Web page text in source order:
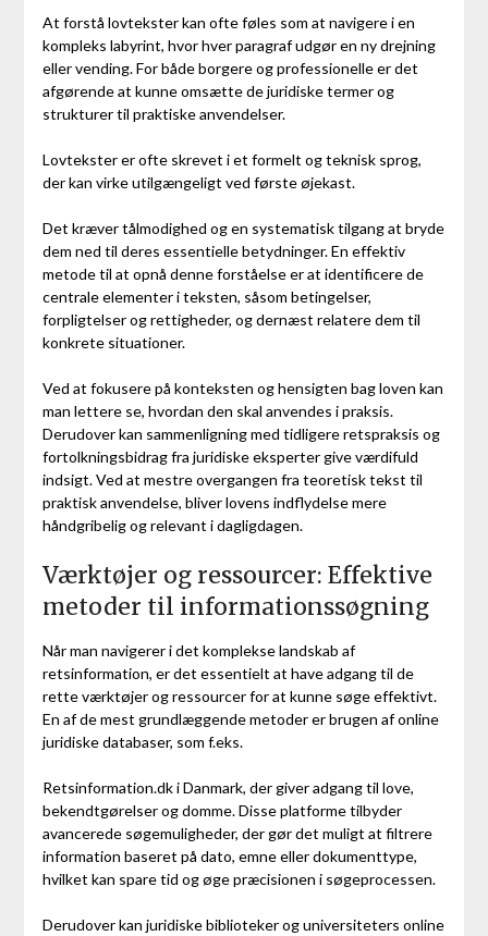
At forstå lovtekster kan ofte føles som at navigere i en
kompleks labyrint, hvor hver paragraf udgør en ny drejning
eller vending. For både borgere og professionelle er det
afgørende at kunne omsætte de juridiske termer og
strukturer til praktiske anvendelser.
Lovtekster er ofte skrevet i et formelt og teknisk sprog,
der kan virke utilgængeligt ved første øjekast.
Det kræver tålmodighed og en systematisk tilgang at bryde
dem ned til deres essentielle betydninger. En effektiv
metode til at opnå denne forståelse er at identificere de
centrale elementer i teksten, såsom betingelser,
forpligtelser og rettigheder, og dernæst relatere dem til
konkrete situationer.
Ved at fokusere på konteksten og hensigten bag loven kan
man lettere se, hvordan den skal anvendes i praksis.
Derudover kan sammenligning med tidligere retspraksis og
fortolkningsbidrag fra juridiske eksperter give værdifuld
indsigt. Ved at mestre overgangen fra teoretisk tekst til
praktisk anvendelse, bliver lovens indflydelse mere
håndgribelig og relevant i dagligdagen.
Værktøjer og ressourcer: Effektive
metoder til informationssøgning
Når man navigerer i det komplekse landskab af
retsinformation, er det essentielt at have adgang til de
rette værktøjer og ressourcer for at kunne søge effektivt.
En af de mest grundlæggende metoder er brugen af online
juridiske databaser, som f.eks.
Retsinformation.dk i Danmark, der giver adgang til love,
bekendtgørelser og domme. Disse platforme tilbyder
avancerede søgemuligheder, der gør det muligt at filtrere
information baseret på dato, emne eller dokumenttype,
hvilket kan spare tid og øge præcisionen i søgeprocessen.
Derudover kan juridiske biblioteker og universiteters online